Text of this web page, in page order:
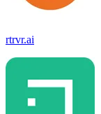
rtrvr.ai